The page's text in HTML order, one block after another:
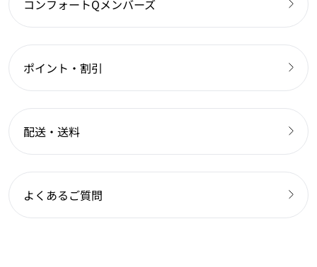
コンフォートQメンバーズ
ポイント・割引
配送・送料
よくあるご質問